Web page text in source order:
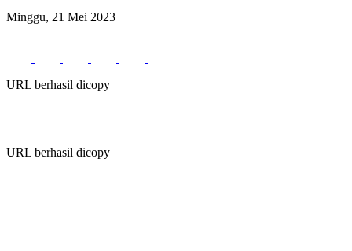
Minggu, 21 Mei 2023
URL berhasil dicopy
URL berhasil dicopy